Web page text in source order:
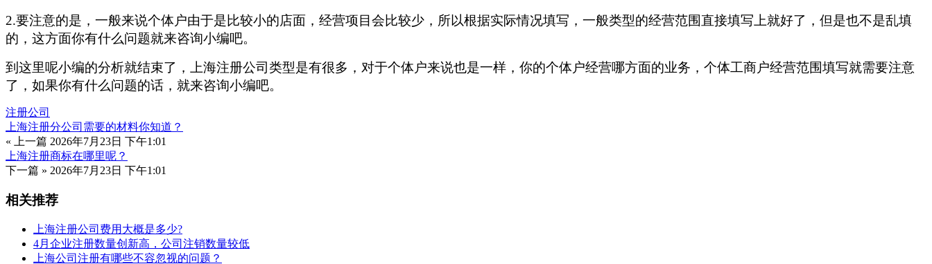
2.要注意的是，一般来说个体户由于是比较小的店面，经营项目会比较少，所以根据实际情况填写，一般类型的经营范围直接填写上就好了，但是也不是乱填
的，这方面你有什么问题就来咨询小编吧。
到这里呢小编的分析就结束了，上海注册公司类型是有很多，对于个体户来说也是一样，你的个体户经营哪方面的业务，个体工商户经营范围填写就需要注意
了，如果你有什么问题的话，就来咨询小编吧。
注册公司
上海注册分公司需要的材料你知道？
« 上一篇 2026年7月23日 下午1:01
上海注册商标在哪里呢？
下一篇 » 2026年7月23日 下午1:01
相关推荐
上海注册公司费用大概是多少?
4月企业注册数量创新高，公司注销数量较低
上海公司注册有哪些不容忽视的问题？